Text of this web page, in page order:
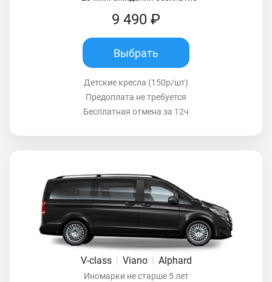
9 490 ₽
Выбрать
Детские кресла (150р/шт)
Предоплата не требуется
Бесплатная отмена за 12ч
V-class | Viano | Alphard
Иномарки не старше 5 лет